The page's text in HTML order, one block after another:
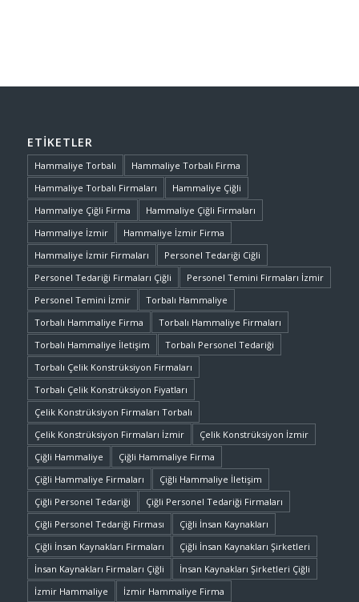
ETIKETLER
Hammaliye Torbalı
Hammaliye Torbalı Firma
Hammaliye Torbalı Firmaları
Hammaliye Çiğli
Hammaliye Çiğli Firma
Hammaliye Çiğli Firmaları
Hammaliye İzmir
Hammaliye İzmir Firma
Hammaliye İzmir Firmaları
Personel Tedariği Ciğli
Personel Tedariği Firmaları Çiğli
Personel Temini Firmaları İzmir
Personel Temini İzmir
Torbalı Hammaliye
Torbalı Hammaliye Firma
Torbalı Hammaliye Firmaları
Torbalı Hammaliye İletişim
Torbalı Personel Tedariği
Torbalı Çelik Konstrüksiyon Firmaları
Torbalı Çelik Konstrüksiyon Fiyatları
Çelik Konstrüksiyon Firmaları Torbalı
Çelik Konstrüksiyon Firmaları İzmir
Çelik Konstrüksiyon İzmir
Çiğli Hammaliye
Çiğli Hammaliye Firma
Çiğli Hammaliye Firmaları
Çiğli Hammaliye İletişim
Çiğli Personel Tedariği
Çiğli Personel Tedariği Firmaları
Çiğli Personel Tedariği Firması
Çiğli İnsan Kaynakları
Çiğli İnsan Kaynakları Firmaları
Çiğli İnsan Kaynakları Şirketleri
İnsan Kaynakları Firmaları Çiğli
İnsan Kaynakları Şirketleri Çiğli
İzmir Hammaliye
İzmir Hammaliye Firma